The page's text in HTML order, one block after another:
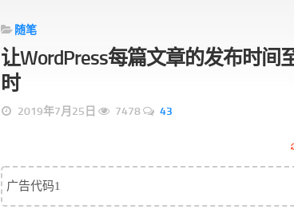
随笔
让WordPress每篇文章的发布时间
时
2019年7月25日 7478 43
广告代码1